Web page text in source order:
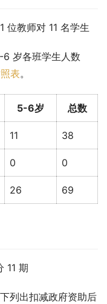
位教师对 11 名学生
岁各班学生人数
表。
5-6岁 总数
11 38
0 0
26 69
11 期
列出扣减政府资助后